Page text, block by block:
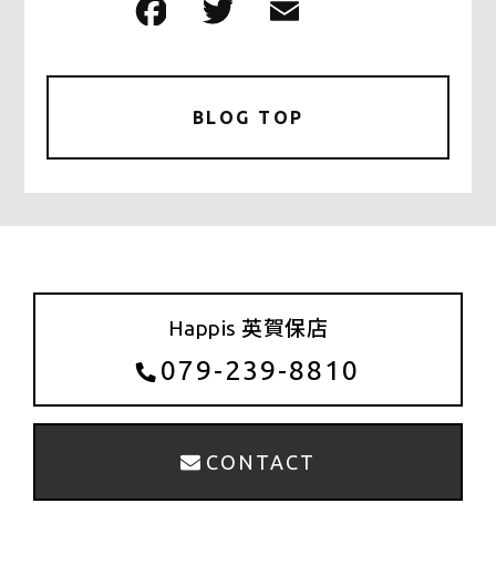
c
b
o
o
it
te
r
ai
BLOG TOP
Happis 英賀保店
079-239-8810
CONTACT